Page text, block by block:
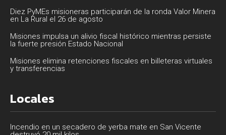
Diez PyMEs misioneras participarán de la ronda Valor Minera
en La Rural el 26 de agosto
Misiones impulsa un alivio fiscal histórico mientras persiste
la fuerte presión Estado Nacional
Misiones elimina retenciones fiscales en billeteras virtuales
y transferencias
Locales
Incendio en un secadero de yerba mate en San Vicente